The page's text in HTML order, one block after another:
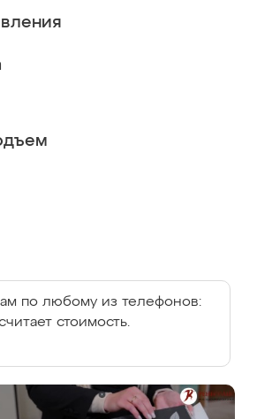
по любому из телефонов:
стоимость.